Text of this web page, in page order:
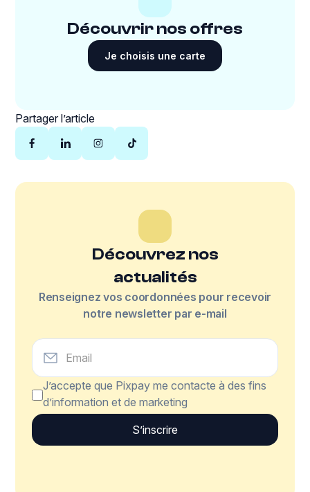
Découvrir nos offres
Je choisis une carte
Partager l’article
Découvrez nos
actualités
Renseignez vos coordonnées pour recevoir
notre newsletter par e-mail
J’accepte que Pixpay me contacte à des fins
d’information et de marketing